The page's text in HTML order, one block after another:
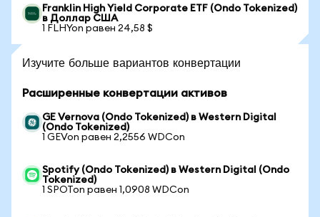
Franklin High Yield Corporate ETF (Ondo Tokenized)
в Доллар США
1 FLHYon равен 24,58 $
Изучите больше вариантов конвертации
Расширенные конвертации активов
GE Vernova (Ondo Tokenized) в Western Digital
(Ondo Tokenized)
1 GEVon равен 2,2556 WDCon
Spotify (Ondo Tokenized) в Western Digital (Ondo
Tokenized)
1 SPOTon равен 1,0908 WDCon